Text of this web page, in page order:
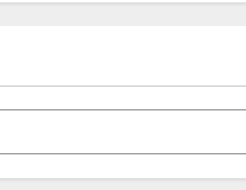
Ditemukan
204,92
dan
Terancam